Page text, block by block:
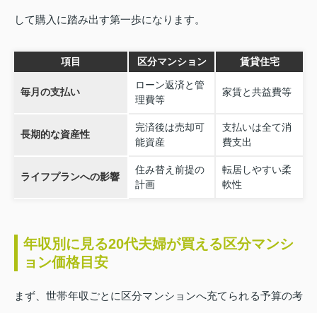
して購入に踏み出す第一歩になります。
項目 区分マンション 賃貸住宅
毎月の支払い
ローン返済と管
理費等
家賃と共益費等
長期的な資産性
完済後は売却可
能資産
支払いは全て消
費支出
ライフプランへの影響
住み替え前提の
計画
転居しやすい柔
軟性
年収別に見る20代夫婦が買える区分マンシ
ョン価格目安
まず、世帯年収ごとに区分マンションへ充てられる予算の考